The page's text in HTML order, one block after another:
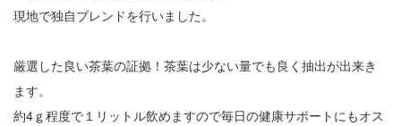
現地で独自ブレンドを行いました。
厳選した良い茶葉の証拠！茶葉は少ない量でも良く抽出が出来き
ます。
約4ｇ程度で１リットル飲めますので毎日の健康サポートにもオス